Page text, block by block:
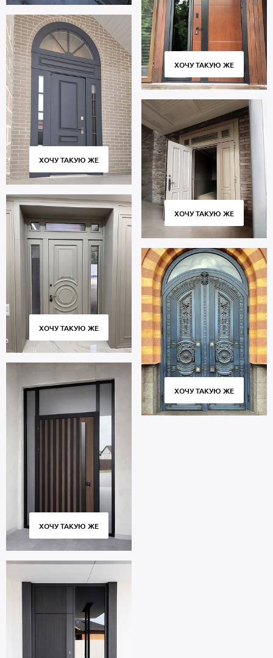
ХОЧУ ТАКУЮ ЖЕ
ХОЧУ ТАКУЮ ЖЕ
ХОЧУ ТАКУЮ ЖЕ
ХОЧУ ТАКУЮ ЖЕ
ХОЧУ ТАКУЮ ЖЕ
ХОЧУ ТАКУЮ ЖЕ